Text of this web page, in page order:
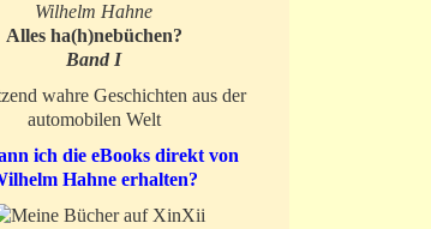
Wilhelm Hahne
Alles ha(h)nebüchen?
Band I
wahre Geschichten aus der
automobilen Welt
ich die eBooks direkt von
Hahne erhalten?